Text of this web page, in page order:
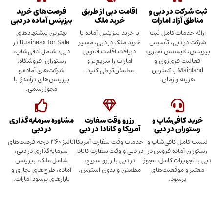
در دبی و
امارات
کامل ثبت
تأسیس
تجاری،
و
Mainland با کمترین
اقامت دبی از طریق
خرید ملک
با خرید بیزینس آماده یا
خرید ملک در دبی، مسیر
دریافت اقامت قانونی
امارات را سریع‌تر و
مطمئن‌تر طی کنید.
فرصت‌های خرید
بیزینس آماده در دبی
بهترین پیشنهادهای
Business for Sale در
دبی؛ شامل کافی‌شاپ،
رستوران، فروشگاه،
شرکت‌های آماده و
بیزینس‌های درآمدزا با
و
در دبی
و
فروش در
کامل، مجوز
رزرو وقت سفارت
آمریکا و کانادا در دبی
خدمات وقت سفارت آمریکا
در دبی و وقت سفارت کانادا
در دبی با رزرو سریع،
مطمئن و بدون استرس.
مشاوره سرمایه‌گذاری
در دبی
آنالیز ۳۶۰ درجه فرصت‌های
سرمایه‌گذاری در دبی،
شامل ملک، بیزینس
آماده، طرح‌های تجاری و
بازارهای پرسود امارات.